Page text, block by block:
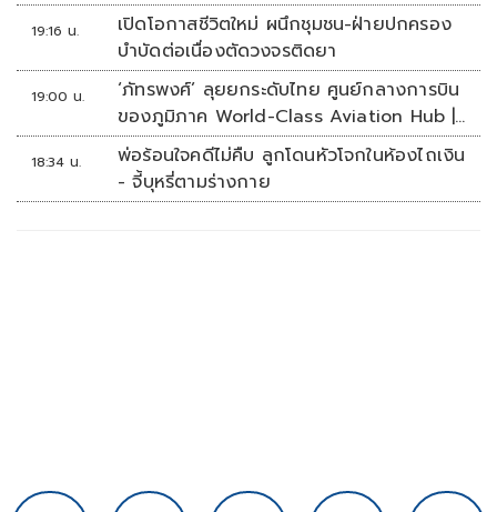
19:16 น.
เปิดโอกาสชีวิตใหม่ ผนึกชุมชน-ฝ่ายปกครอง
บำบัดต่อเนื่องตัดวงจรติดยา
19:00 น.
‘ภัทรพงศ์’ ลุยยกระดับไทย ศูนย์กลางการบิน
ของภูมิภาค World-Class Aviation Hub |
ห้องข่าวไทยโพสต์สุดสัปดาห์
18:34 น.
พ่อร้อนใจคดีไม่คืบ ลูกโดนหัวโจกในห้องไถเงิน
- จี้บุหรี่ตามร่างกาย